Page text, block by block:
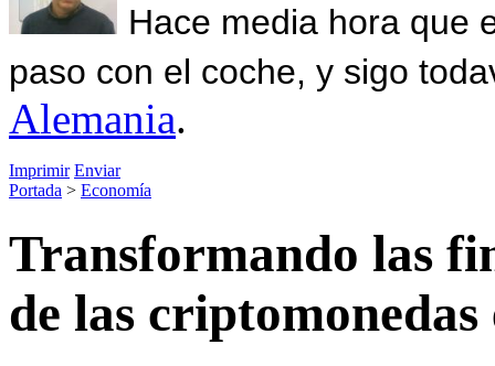
Hace media hora que
paso con el coche, y sigo
Alemania.
Imprimir Enviar
Portada > Economía
Transformando las
de las